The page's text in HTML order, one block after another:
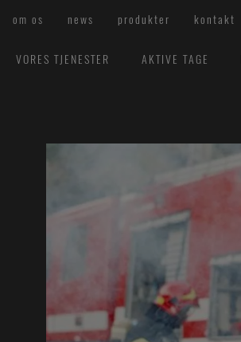
om os news produkter kontakt
VORES TJENESTER AKTIVE TAGE